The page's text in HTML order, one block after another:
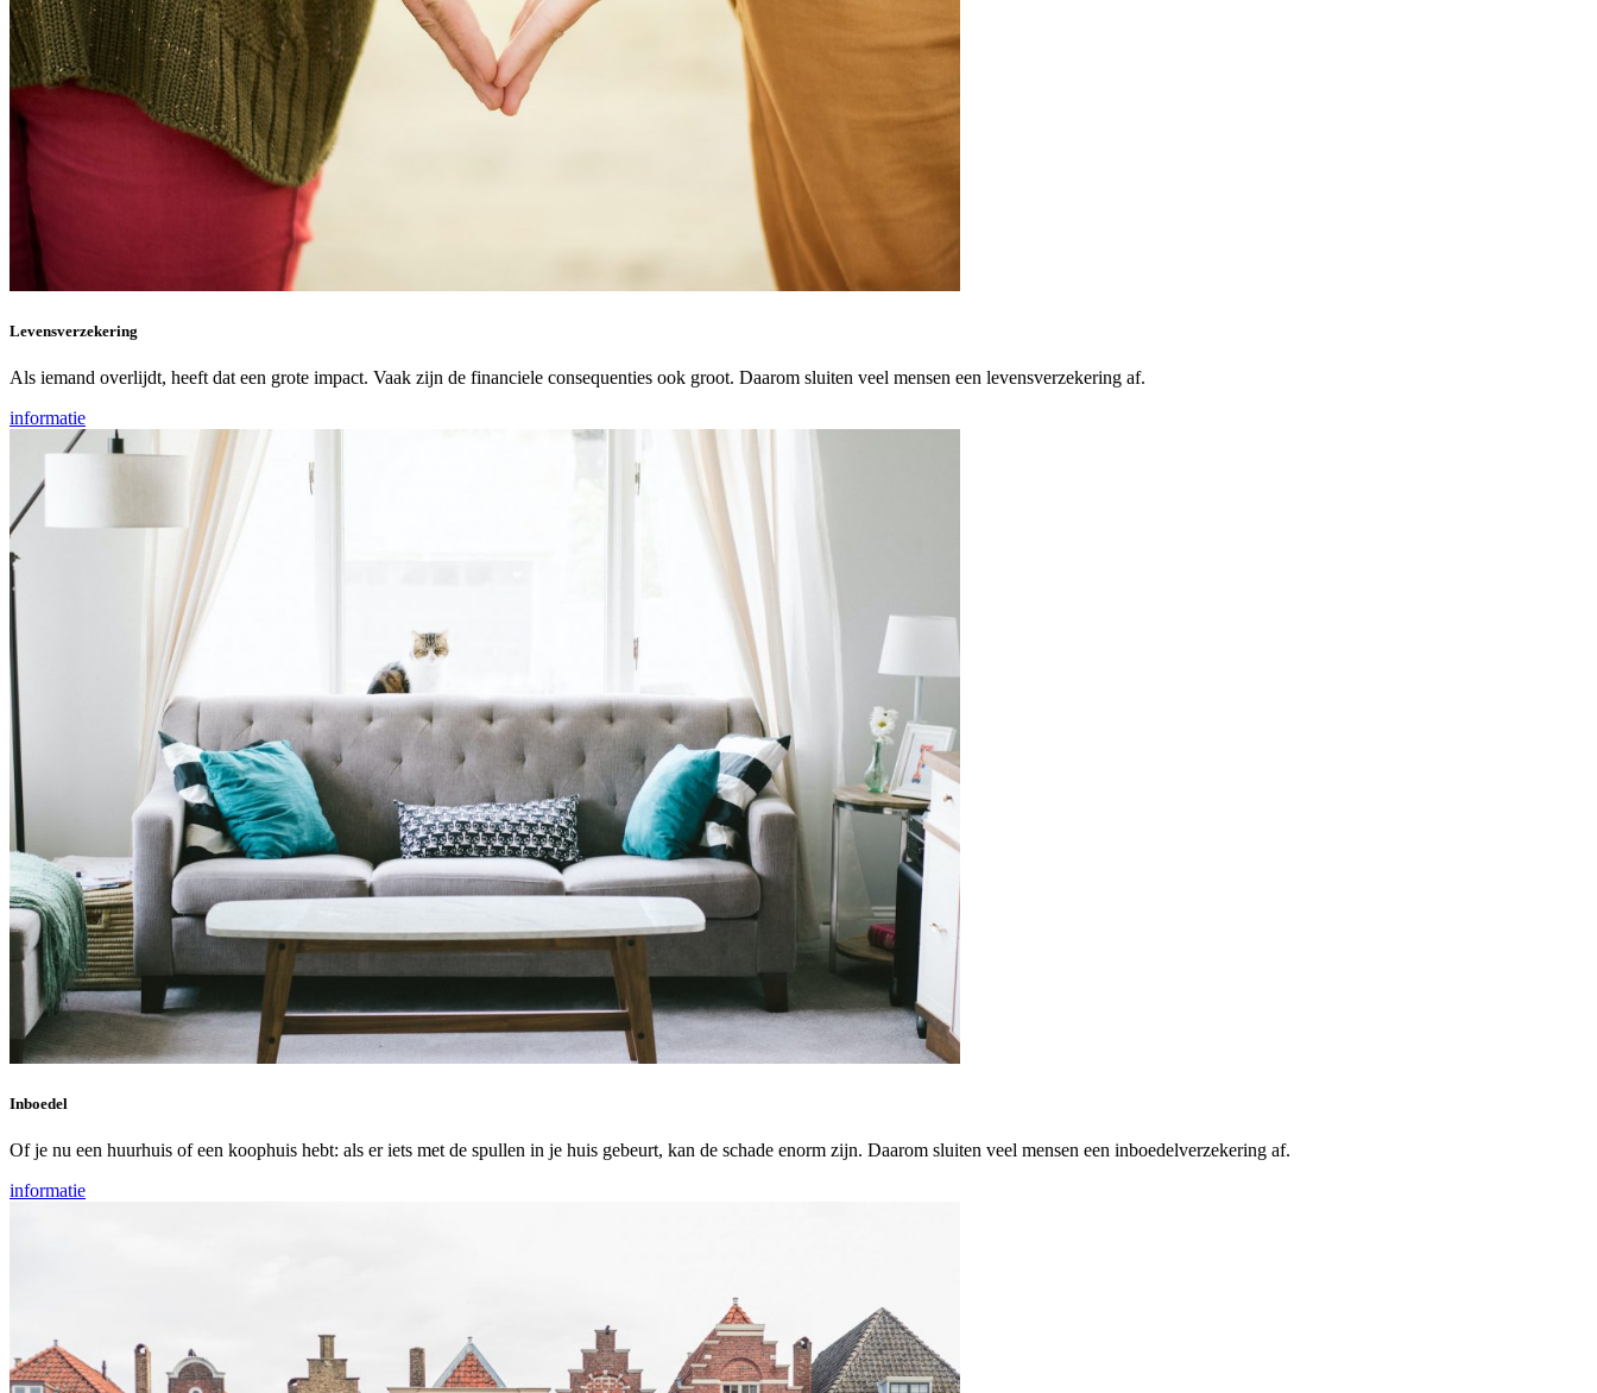
Levensverzekering
Als iemand overlijdt, heeft dat een grote impact. Vaak zijn de financiele consequenties ook groot. Daarom sluiten veel mensen een levensverzekering af.
informatie
Inboedel
Of je nu een huurhuis of een koophuis hebt: als er iets met de spullen in je huis gebeurt, kan de schade enorm zijn. Daarom sluiten veel mensen een inboedelverzekering af.
informatie